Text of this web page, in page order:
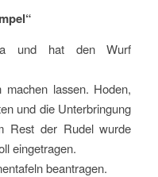
und hat den Wurf
lassen. Hoden,
und die Unterbringung
Rest der Rudel wurde
eingetragen.
beantragen.